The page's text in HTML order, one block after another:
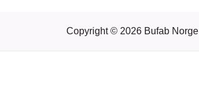
Copyright © 2026 Bufab Norge